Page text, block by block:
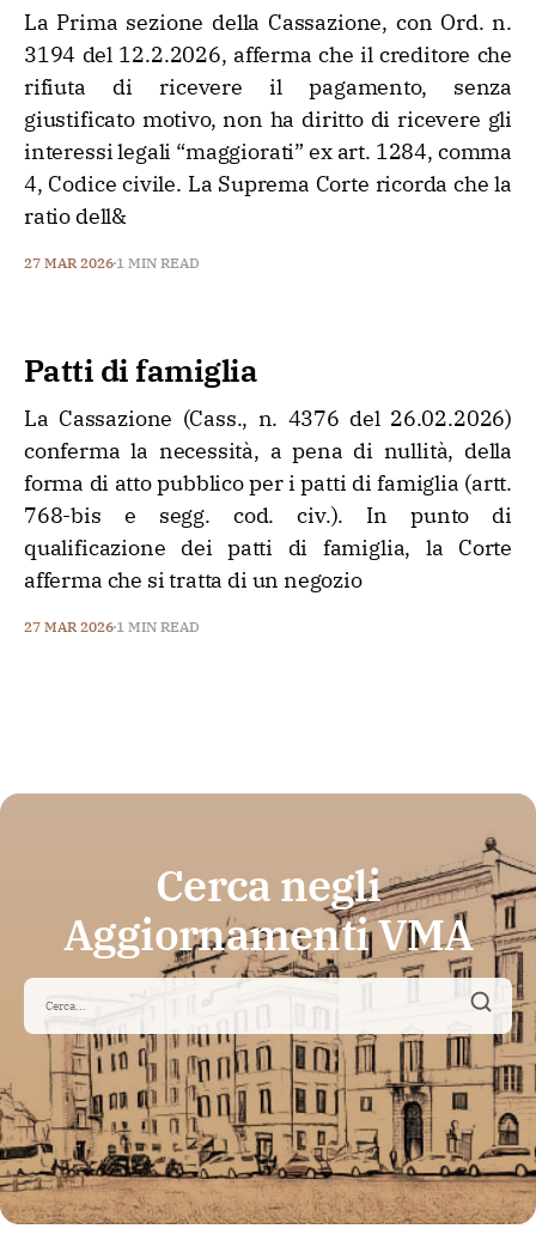
La Prima sezione della Cassazione, con Ord. n.
3194 del 12.2.2026, afferma che il creditore che
rifiuta di ricevere il pagamento, senza
giustificato motivo, non ha diritto di ricevere gli
interessi legali “maggiorati” ex art. 1284, comma
4, Codice civile. La Suprema Corte ricorda che la
ratio dell&
27 MAR 2026 1 MIN READ
Patti di famiglia
La Cassazione (Cass., n. 4376 del 26.02.2026)
conferma la necessità, a pena di nullità, della
forma di atto pubblico per i patti di famiglia (artt.
768-bis e segg. cod. civ.). In punto di
qualificazione dei patti di famiglia, la Corte
afferma che si tratta di un negozio
27 MAR 2026 1 MIN READ
Cerca negli
Aggiornamenti VMA